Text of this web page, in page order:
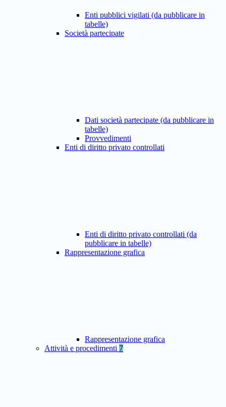
Enti pubblici vigilati (da pubblicare in
tabelle)
Società partecipate
Dati società partecipate (da pubblicare in
tabelle)
Provvedimenti
Enti di diritto privato controllati
Enti di diritto privato controllati (da
pubblicare in tabelle)
Rappresentazione grafica
Rappresentazione grafica
Attività e procedimenti 7